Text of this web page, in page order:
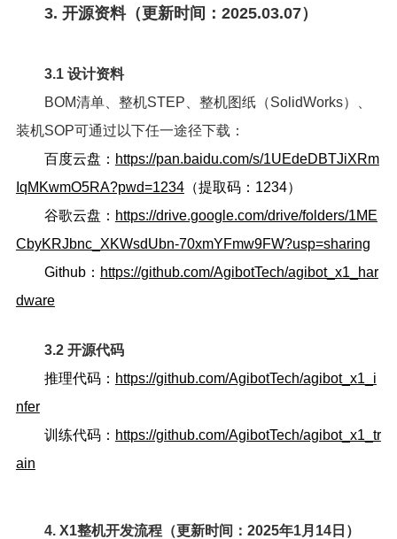
3. 开源资料（更新时间：2025.03.07）
3.1 设计资料
BOM清单、整机STEP、整机图纸（SolidWorks）、
装机SOP可通过以下任一途径下载：
百度云盘： https://pan.baidu.com/s/1UEdeDBTJiXRm
IqMKwmO5RA?pwd=1234（提取码：1234）
谷歌云盘： https://drive.google.com/drive/folders/1ME
CbyKRJbnc_XKWsdUbn-70xmYFmw9FW?usp=sharing
Github： https://github.com/AgibotTech/agibot_x1_har
dware
3.2 开源代码
推理代码： https://github.com/AgibotTech/agibot_x1_i
nfer
训练代码： https://github.com/AgibotTech/agibot_x1_tr
ain
4. X1整机开发流程（更新时间：2025年1月14日）